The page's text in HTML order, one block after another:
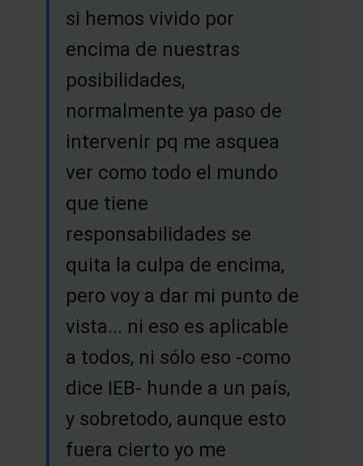
si hemos vivido por
encima de nuestras
posibilidades,
normalmente ya paso de
intervenir pq me asquea
ver como todo el mundo
que tiene
responsabilidades se
quita la culpa de encima,
pero voy a dar mi punto de
vista... ni eso es aplicable
a todos, ni sólo eso -como
dice IEB- hunde a un país,
y sobretodo, aunque esto
fuera cierto yo me